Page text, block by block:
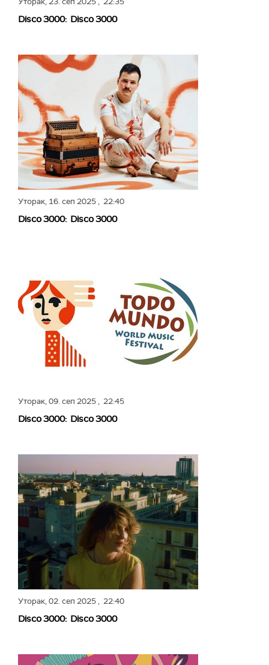
Disco 3000: Disco 3000
Уторак, 16. сеп 2025, 22:40
Disco 3000: Disco 3000
Уторак,09. сеп 2025, 22:45
Disco 3000: Disco 3000
Уторак,02. сеп 2025, 22:40
Disco 3000: Disco 3000